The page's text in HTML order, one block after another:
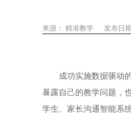
来源： 精准教学 发布日
成功实施数据驱动
暴露自己的教学问题，
学生、家长沟通智能系